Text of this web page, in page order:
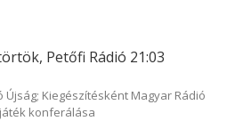
Petőfi Rádió 21:03
Újság; Kiegészítésként Magyar Rádió
konferálása